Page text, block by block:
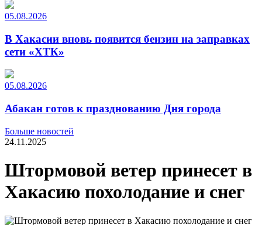
05.08.2026
В Хакасии вновь появится бензин на заправках
сети «ХТК»
05.08.2026
Абакан готов к празднованию Дня города
Больше новостей
24.11.2025
Штормовой ветер принесет в
Хакасию похолодание и снег